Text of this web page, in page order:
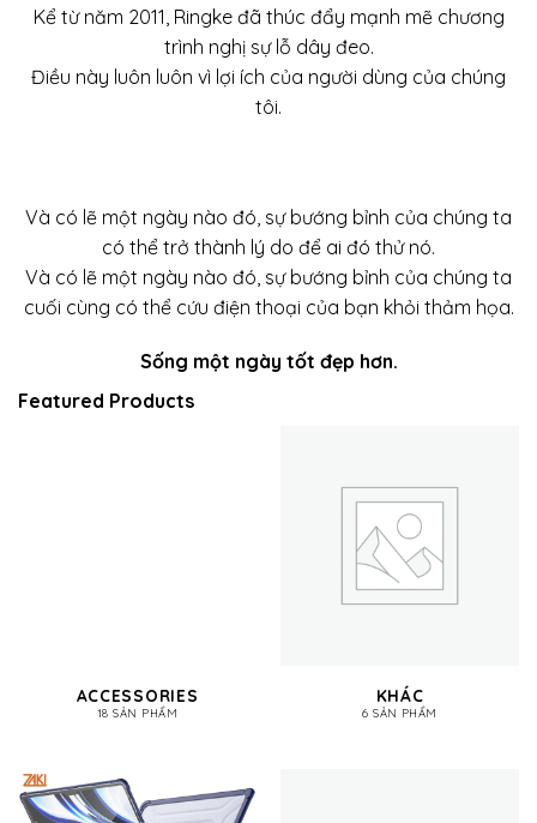
Kể từ năm 2011, Ringke đã thúc đẩy mạnh mẽ chương
trình nghị sự lỗ dây đeo.
Điều này luôn luôn vì lợi ích của người dùng của chúng
tôi.
Và có lẽ một ngày nào đó, sự bướng bỉnh của chúng ta
có thể trở thành lý do để ai đó thử nó.
Và có lẽ một ngày nào đó, sự bướng bỉnh của chúng ta
cuối cùng có thể cứu điện thoại của bạn khỏi thảm họa.
Sống một ngày tốt đẹp hơn.
Featured Products
ACCESSORIES
18 SẢN PHẨM
KHÁC
6 SẢN PHẨM